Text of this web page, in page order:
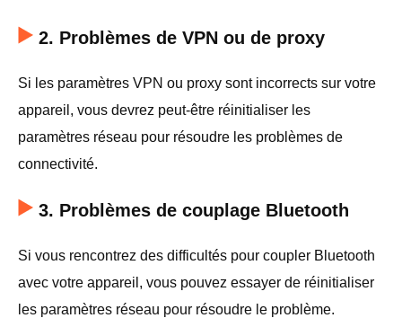
2. Problèmes de VPN ou de proxy
Si les paramètres VPN ou proxy sont incorrects sur votre
appareil, vous devrez peut-être réinitialiser les
paramètres réseau pour résoudre les problèmes de
connectivité.
3. Problèmes de couplage Bluetooth
Si vous rencontrez des difficultés pour coupler Bluetooth
avec votre appareil, vous pouvez essayer de réinitialiser
les paramètres réseau pour résoudre le problème.